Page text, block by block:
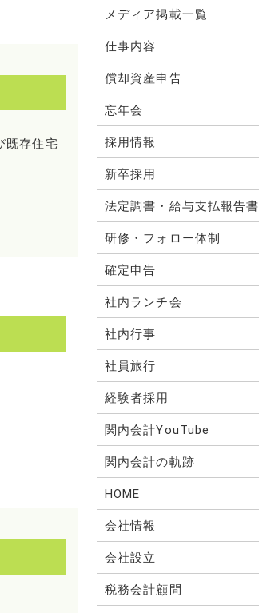
既存住宅
メディア掲載一覧
仕事内容
償却資産申告
忘年会
採用情報
新卒採用
法定調書・給与支払報告書
研修・フォロー体制
確定申告
社内ランチ会
社内行事
社員旅行
経験者採用
関内会計YouTube
関内会計の軌跡
HOME
会社情報
会社設立
税務会計顧問